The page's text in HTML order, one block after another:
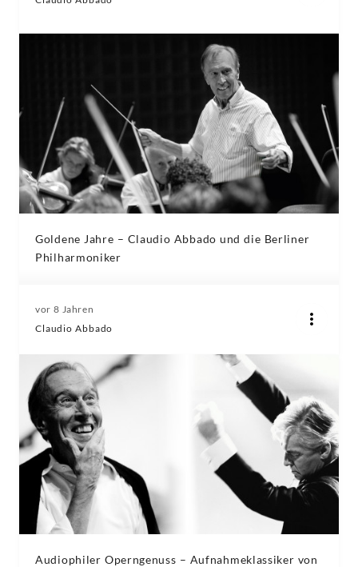
Goldene Jahre – Claudio Abbado und die Berliner
Philharmoniker
vor 8 Jahren
Claudio Abbado
Audiophiler Operngenuss – Aufnahmeklassiker von